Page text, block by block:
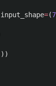
input_shape=(
))